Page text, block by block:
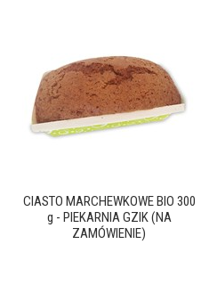
CIASTO MARCHEWKOWE BIO 300
g - PIEKARNIA GZIK (NA
ZAMÓWIENIE)